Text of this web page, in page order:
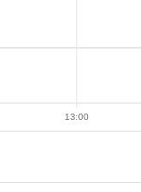
13:00